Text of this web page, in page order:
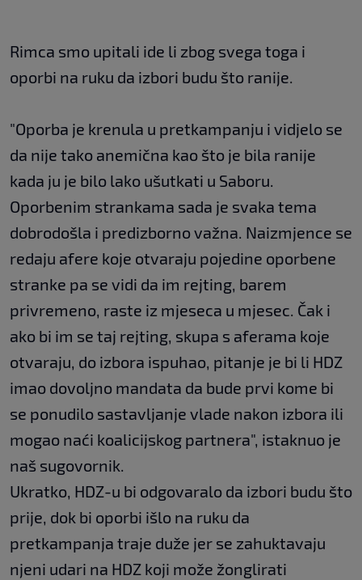
Rimca smo upitali ide li zbog svega toga i
oporbi na ruku da izbori budu što ranije.
"Oporba je krenula u pretkampanju i vidjelo se
da nije tako anemična kao što je bila ranije
kada ju je bilo lako ušutkati u Saboru.
Oporbenim strankama sada je svaka tema
dobrodošla i predizborno važna. Naizmjence se
redaju afere koje otvaraju pojedine oporbene
stranke pa se vidi da im rejting, barem
privremeno, raste iz mjeseca u mjesec. Čak i
ako bi im se taj rejting, skupa s aferama koje
otvaraju, do izbora ispuhao, pitanje je bi li HDZ
imao dovoljno mandata da bude prvi kome bi
se ponudilo sastavljanje vlade nakon izbora ili
mogao naći koalicijskog partnera", istaknuo je
naš sugovornik.
Ukratko, HDZ-u bi odgovaralo da izbori budu što
prije, dok bi oporbi išlo na ruku da
pretkampanja traje duže jer se zahuktavaju
njeni udari na HDZ koji može žonglirati